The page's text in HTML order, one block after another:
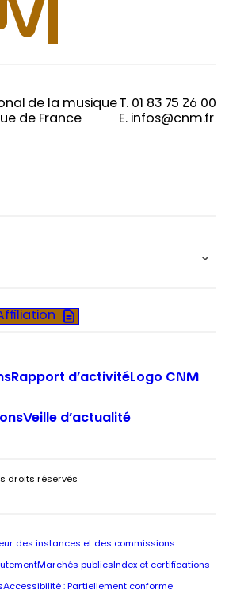
de la musique
de France
T. 01 83 75 26 00
E. infos@cnm.fr
Rapport d’activitéLogo CNM
Veille d’actualité
droits réservés
des instances et des commissions
Marchés publics Index et certifications
Accessibilité : Partiellement conforme